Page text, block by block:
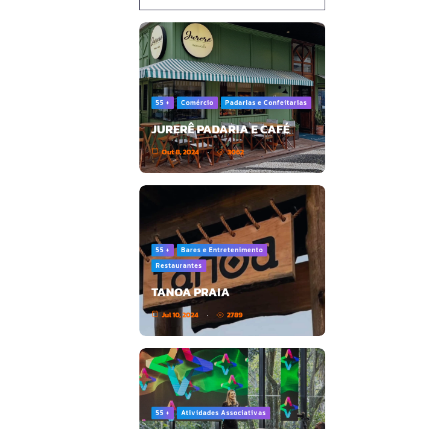
55 + Comércio Padarias e Confeitarias
JURERÊ PADARIA E CAFÉ
Out 8, 2024 3062
55 +
Bares e Entretenimento
Restaurantes
TANOA PRAIA
Jul 10, 2024 2789
55 + Atividades Associativas